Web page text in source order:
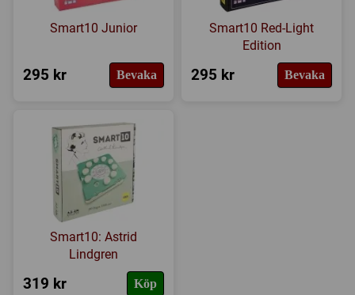
Smart10 Junior
295 kr Bevaka
Smart10 Red-Light
Edition
295 kr Bevaka
Smart10: Astrid
Lindgren
319 kr Köp